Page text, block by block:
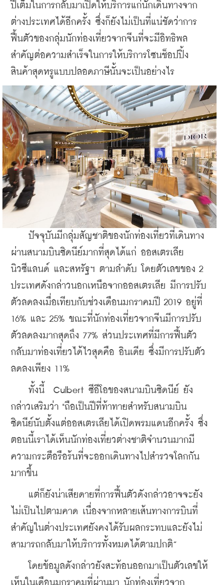
ปีเต๋็มในการกลับมาเปิดให้บริการแก่นักเดินทางจาก
ต่างประเทศได้อีกครั้ง ซึ่งก็ยังไม่เป็นที่แน่ชัดว่าการ
ฟื้นตัวของกลุ่มนักท่องเที่ยวจากจีนที่จะมีอิทธิพล
สำคัญต่อความสำเร็จในการให้บริการโซนช็อปปิ้ง
สินค้าสุดหรูแบบปลอดภาษีนั้นจะเป็นอย่างไร
ปัจจุบันมีกลุ่มสัญชาติของนักท่องเที่ยวที่เดินทาง
ผ่านสนามบินซิดนีย์มากที่สุดได้แก่ ออสเตรเลีย
นิวซีแลนด์ และสหรัฐฯ ตามลำดับ โดยตัวเลขของ 2
ประเทศดังกล่าวนอกเหนือจากออสเตรเลีย มีการปรับ
ตัวลดลงเมื่อเทียบกับช่วงเดือนมกราคมปี 2019 อยู่ที่
16% และ 25% ขณะที่นักท่องเที่ยวจากจีนมีการปรับ
ตัวลดลงมากสุดถึง 77% ส่วนประเทศที่มีการฟื้นตัว
กลับมาท่องเที่ยวได้ไวสุดคือ อินเดีย ซึ่งมีการปรับตัว
ลดลงเพียง 11%
ทั้งนี้  Culbert ซีอีโอของสนามบินซิดนีย์ ยัง
กล่าวเสริมว่า "ถือเป็นปีที่ท้าทายสําหรับสนามบิน
ซิดนีย์นับตั้งแต่ออสเตรเลียได้เปิดพรมแดนอีกครั้ง ซึ่ง
ตอนนี้เราได้เห็นนักท่องเที่ยวต่างชาติจํานวนมากมี
ความกระตือรือร้นที่จะออกเดินทางไปสํารวจโลกกัน
มากขึ้น
แต่ก็ยังน่าเสียดายที่การฟื้นตัวดังกล่าวอาจจะยัง
ไม่เป็นไปตามคาด เนื่องจากหลายเส้นทางการบินที่
สำคัญในต่างประเทศยังคงได้รับผลกระทบและยังไม่
สามารถกลับมาให้บริการทั้งหมดได้ตามปกติ”
โดยข้อมูลดังกล่าวยังสะท้อนออกมาเป็นตัวเลขให้
เห็นในเดือนมกราคมที่ผ่านมา นักท่องเที่ยวจาก